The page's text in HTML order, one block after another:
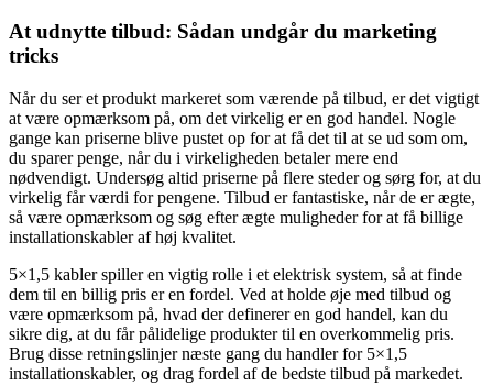
At udnytte tilbud: Sådan undgår du marketing
tricks
Når du ser et produkt markeret som værende på tilbud, er det vigtigt
at være opmærksom på, om det virkelig er en god handel. Nogle
gange kan priserne blive pustet op for at få det til at se ud som om,
du sparer penge, når du i virkeligheden betaler mere end
nødvendigt. Undersøg altid priserne på flere steder og sørg for, at du
virkelig får værdi for pengene. Tilbud er fantastiske, når de er ægte,
så være opmærksom og søg efter ægte muligheder for at få billige
installationskabler af høj kvalitet.
5×1,5 kabler spiller en vigtig rolle i et elektrisk system, så at finde
dem til en billig pris er en fordel. Ved at holde øje med tilbud og
være opmærksom på, hvad der definerer en god handel, kan du
sikre dig, at du får pålidelige produkter til en overkommelig pris.
Brug disse retningslinjer næste gang du handler for 5×1,5
installationskabler, og drag fordel af de bedste tilbud på markedet.